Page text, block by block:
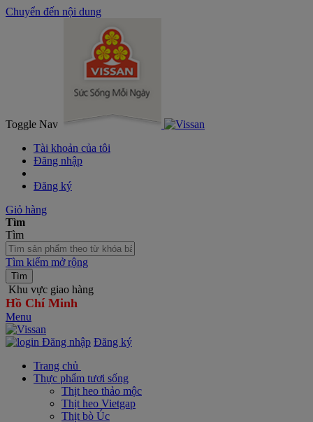
Chuyển đến nội dung
Toggle Nav
Tài khoản của tôi
Đăng nhập
Đăng ký
Giỏ hàng
Tìm
Tìm
Tìm kiếm mở rộng
Tìm
Khu vực giao hàng
Hồ Chí Minh
Menu
Đăng nhập Đăng ký
Trang chủ
Thực phẩm tươi sống
Thịt heo thảo mộc
Thịt heo Vietgap
Thịt bò Úc